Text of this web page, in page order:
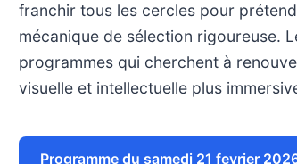
franchir tous les cercles pour
mécanique de sélection rigoureuse.
programmes qui cherchent à
visuelle et intellectuelle plus
Programme du samedi 21 fevrier